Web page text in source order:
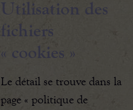
Utilisation des
fichiers
« cookies »
Le détail se trouve dans la
page « politique de